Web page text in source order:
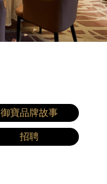
御寶品牌故事
招聘